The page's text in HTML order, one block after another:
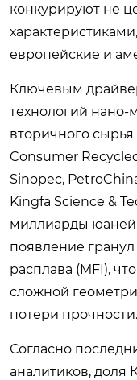
конкурируют не
европейские и
Ключевым
технологий
вторичного
Consumer
Sinopec,
Kingfa Science &
миллиарды юаней
появление
расплава (MFI),
сложной
потери прочности.
Согласно
аналитиков, доля